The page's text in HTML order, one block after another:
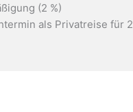
(2 %)
als Privatreise für